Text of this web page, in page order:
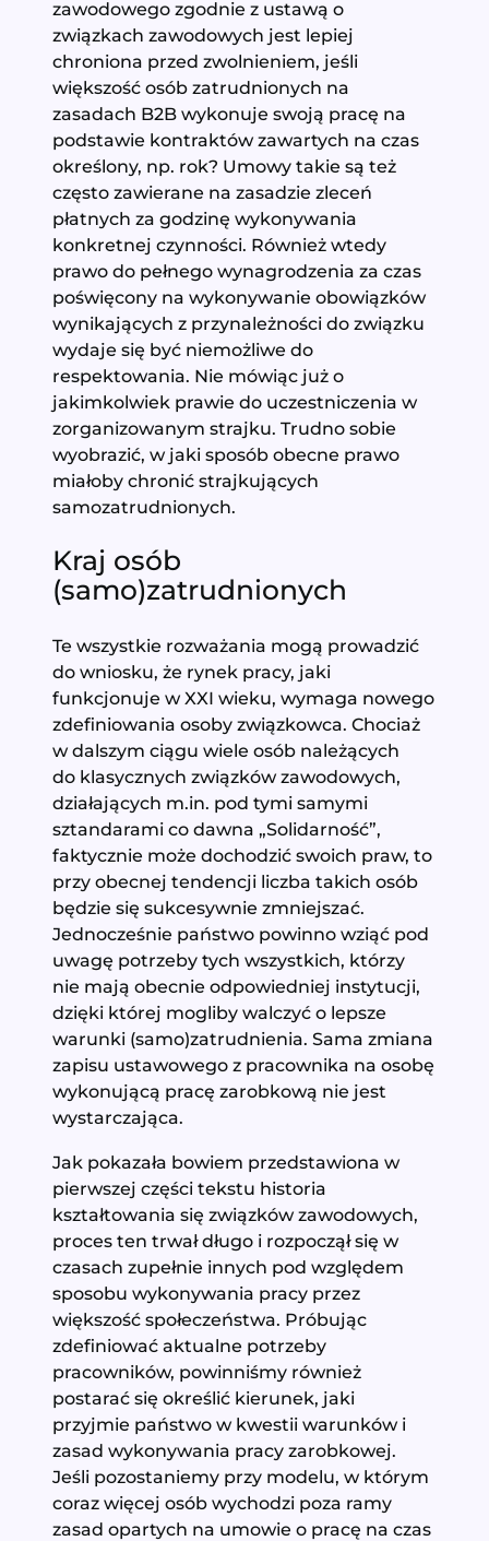
zawodowego zgodnie z ustawą o
związkach zawodowych jest lepiej
chroniona przed zwolnieniem, jeśli
większość osób zatrudnionych na
zasadach B2B wykonuje swoją pracę na
podstawie kontraktów zawartych na czas
określony, np. rok? Umowy takie są też
często zawierane na zasadzie zleceń
płatnych za godzinę wykonywania
konkretnej czynności. Również wtedy
prawo do pełnego wynagrodzenia za czas
poświęcony na wykonywanie obowiązków
wynikających z przynależności do związku
wydaje się być niemożliwe do
respektowania. Nie mówiąc już o
jakimkolwiek prawie do uczestniczenia w
zorganizowanym strajku. Trudno sobie
wyobrazić, w jaki sposób obecne prawo
miałoby chronić strajkujących
samozatrudnionych.
Kraj osób
(samo)zatrudnionych
Te wszystkie rozważania mogą prowadzić
do wniosku, że rynek pracy, jaki
funkcjonuje w XXI wieku, wymaga nowego
zdefiniowania osoby związkowca. Chociaż
w dalszym ciągu wiele osób należących
do klasycznych związków zawodowych,
działających m.in. pod tymi samymi
sztandarami co dawna „Solidarność”,
faktycznie może dochodzić swoich praw, to
przy obecnej tendencji liczba takich osób
będzie się sukcesywnie zmniejszać.
Jednocześnie państwo powinno wziąć pod
uwagę potrzeby tych wszystkich, którzy
nie mają obecnie odpowiedniej instytucji,
dzięki której mogliby walczyć o lepsze
warunki (samo)zatrudnienia. Sama zmiana
zapisu ustawowego z pracownika na osobę
wykonującą pracę zarobkową nie jest
wystarczająca.
Jak pokazała bowiem przedstawiona w
pierwszej części tekstu historia
kształtowania się związków zawodowych,
proces ten trwał długo i rozpoczął się w
czasach zupełnie innych pod względem
sposobu wykonywania pracy przez
większość społeczeństwa. Próbując
zdefiniować aktualne potrzeby
pracowników, powinniśmy również
postarać się określić kierunek, jaki
przyjmie państwo w kwestii warunków i
zasad wykonywania pracy zarobkowej.
Jeśli pozostaniemy przy modelu, w którym
coraz więcej osób wychodzi poza ramy
zasad opartych na umowie o pracę na czas